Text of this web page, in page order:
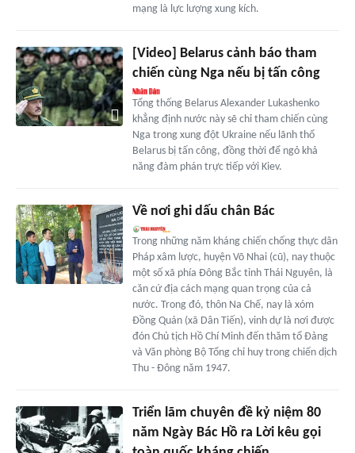
mạng là lực lượng xung kích.
[Video] Belarus cảnh báo tham
chiến cùng Nga nếu bị tấn công
Tổng thống Belarus Alexander Lukashenko
khẳng định nước này sẽ chỉ tham chiến cùng
Nga trong xung đột Ukraine nếu lãnh thổ
Belarus bị tấn công, đồng thời để ngỏ khả
năng đàm phán trực tiếp với Kiev.
Về nơi ghi dấu chân Bác
Trong những năm kháng chiến chống thực dân
Pháp xâm lược, huyện Võ Nhai (cũ), nay thuộc
một số xã phía Đông Bắc tỉnh Thái Nguyên, là
căn cứ địa cách mạng quan trọng của cả
nước. Trong đó, thôn Na Chế, nay là xóm
Đồng Quán (xã Dân Tiến), vinh dự là nơi được
đón Chủ tịch Hồ Chí Minh đến thăm tổ Đảng
và Văn phòng Bộ Tổng chỉ huy trong chiến dịch
Thu - Đông năm 1947.
Triển lãm chuyên đề kỷ niệm 80
năm Ngày Bác Hồ ra Lời kêu gọi